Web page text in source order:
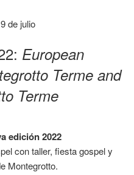
European
Terme and
Terme
edición 2022
con taller, fiesta gospel y
Montegrotto.